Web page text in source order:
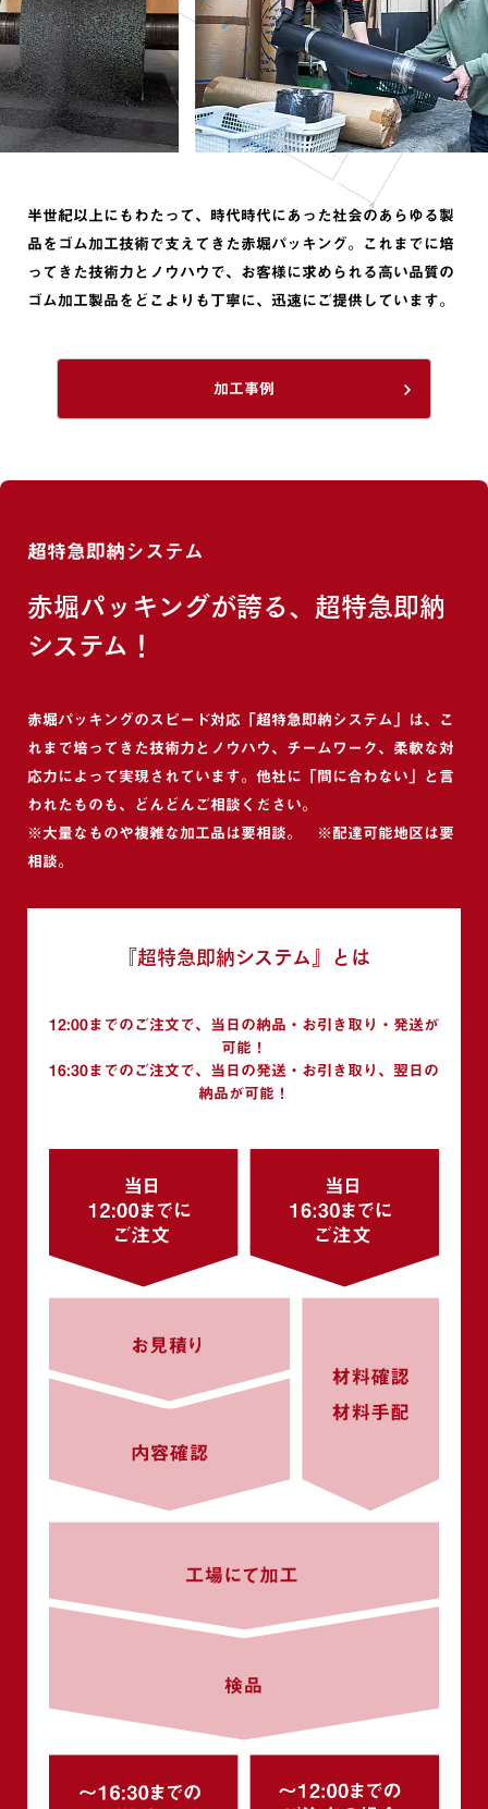
半世紀以上にもわたって、時代時代にあった社会のあらゆる製
品をゴム加工技術で支えてきた赤堀パッキング。これまでに培
ってきた技術力とノウハウで、お客様に求められる高い品質の
ゴム加工製品をどこよりも丁寧に、迅速にご提供しています。
加工事例
超特急即納システム
赤堀パッキングが誇る、超特急即納
システム！
赤堀パッキングのスピード対応「超特急即納システム」は、こ
れまで培ってきた技術力とノウハウ、チームワーク、柔軟な対
応力によって実現されています。他社に「間に合わない」と言
われたものも、どんどんご相談ください。
※大量なものや複雑な加工品は要相談。 ※配達可能地区は要
相談。
『超特急即納システム』とは
12:00までのご注文で、当日の納品・お引き取り・発送が
可能！
16:30までのご注文で、当日の発送・お引き取り、翌日の
納品が可能！